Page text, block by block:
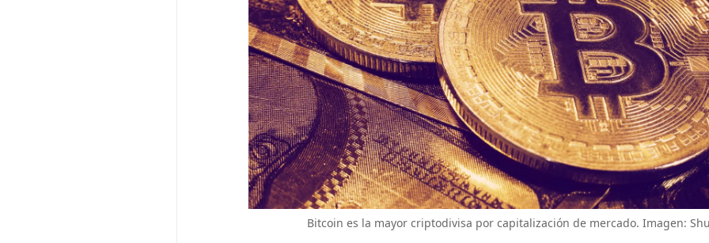
Bitcoin es la mayor criptodivisa por capitalización de mercado. Imagen: